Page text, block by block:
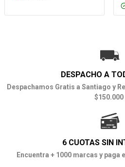
DESPACHO A
Despachamos Gratis a Santiago y
$150.000
6 CUOTAS SIN
Encuentra + 1000 marcas y paga